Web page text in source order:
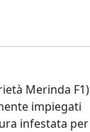
Merinda F1)
impiegati
infestata per